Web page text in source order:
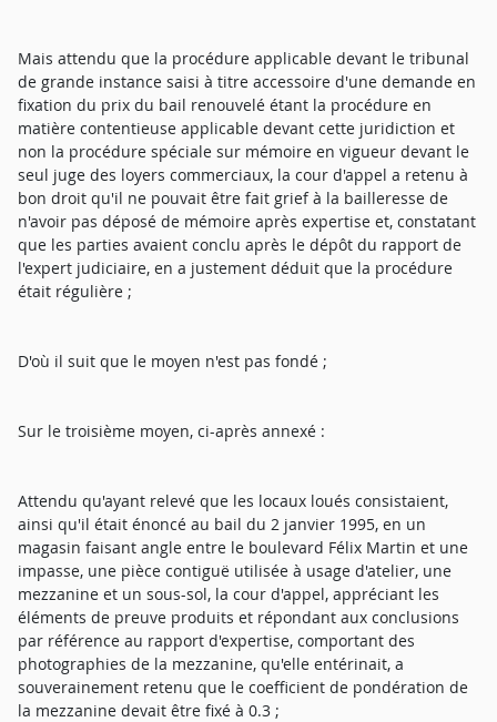
Mais attendu que la procédure applicable devant le tribunal
de grande instance saisi à titre accessoire d'une demande en
fixation du prix du bail renouvelé étant la procédure en
matière contentieuse applicable devant cette juridiction et
non la procédure spéciale sur mémoire en vigueur devant le
seul juge des loyers commerciaux, la cour d'appel a retenu à
bon droit qu'il ne pouvait être fait grief à la bailleresse de
n'avoir pas déposé de mémoire après expertise et, constatant
que les parties avaient conclu après le dépôt du rapport de
l'expert judiciaire, en a justement déduit que la procédure
était régulière ;
D'où il suit que le moyen n'est pas fondé ;
Sur le troisième moyen, ci-après annexé :
Attendu qu'ayant relevé que les locaux loués consistaient,
ainsi qu'il était énoncé au bail du 2 janvier 1995, en un
magasin faisant angle entre le boulevard Félix Martin et une
impasse, une pièce contiguë utilisée à usage d'atelier, une
mezzanine et un sous-sol, la cour d'appel, appréciant les
éléments de preuve produits et répondant aux conclusions
par référence au rapport d'expertise, comportant des
photographies de la mezzanine, qu'elle entérinait, a
souverainement retenu que le coefficient de pondération de
la mezzanine devait être fixé à 0.3 ;